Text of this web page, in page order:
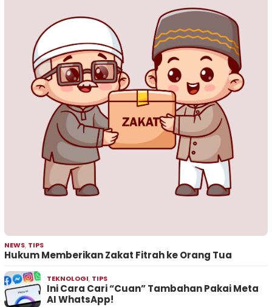
NEWS, TIPS
Hukum Memberikan Zakat Fitrah ke Orang Tua
TEKNOLOGI, TIPS
Ini Cara Cari “Cuan” Tambahan Pakai Meta
AI WhatsApp!